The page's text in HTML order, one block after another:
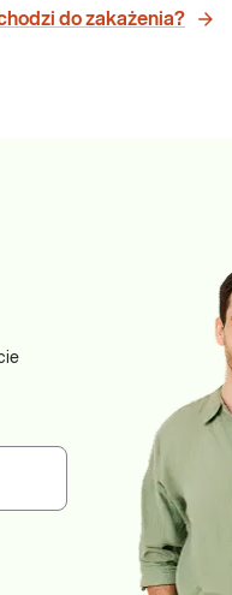
do zakażenia?